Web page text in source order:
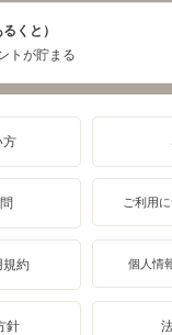
くと）
トが貯まる
方
ご利用
規約 個人情
針